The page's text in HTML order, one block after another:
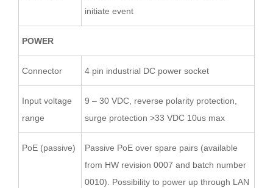
initiate event
POWER
Connector 4 pin industrial DC power socket
Input voltage
range
9 – 30 VDC, reverse polarity protection,
surge protection >33 VDC 10us max
PoE (passive)
Passive PoE over spare pairs (available
from HW revision 0007 and batch number
0010). Possibility to power up through LAN